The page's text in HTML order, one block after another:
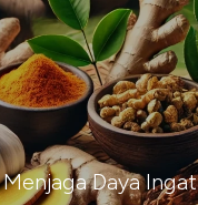
Daya Ingat